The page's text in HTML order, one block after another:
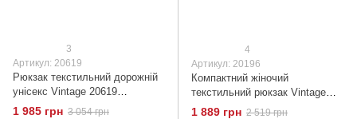
3
Артикул: 20619
Рюкзак текстильний дорожній
унісекс Vintage 20619
Коричневий
1 985 грн 3 054 грн
4
Артикул: 20196
Компактний жіночий
текстильний рюкзак Vintage
20196 Коричневий
1 889 грн 2 519 грн